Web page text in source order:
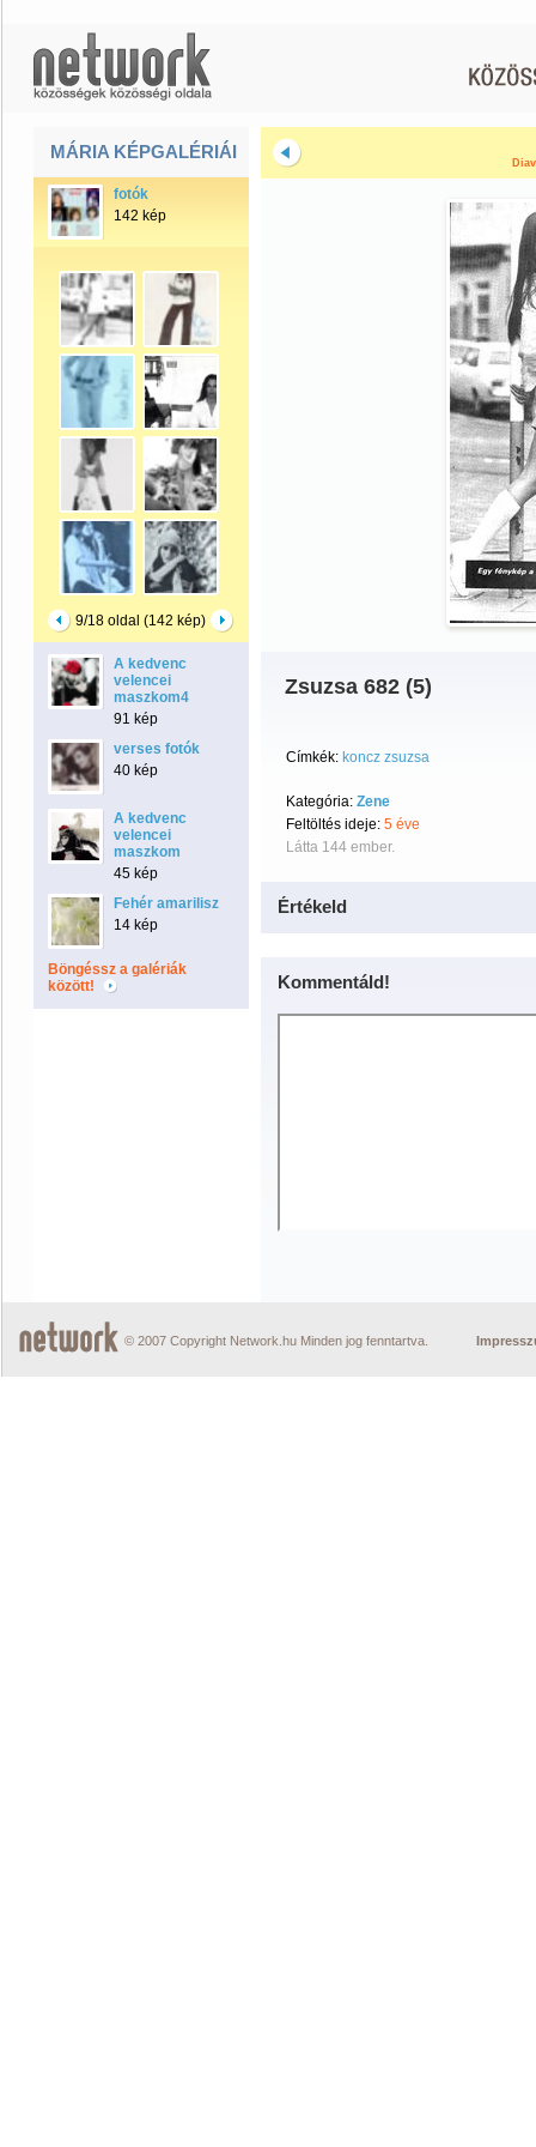
MÁRIA KÉPGALÉRIÁI
fotók
142 kép
9/18 oldal (142 kép)
A kedvenc
velencei
maszkom4
91 kép
verses fotók
40 kép
A kedvenc
velencei
maszkom
45 kép
Fehér amarilisz
14 kép
Böngéssz a galériák
között!
Zsuzsa 682 (5)
Címkék: koncz zsuzsa
Kategória: Zene
Feltöltés ideje: 5 éve
Látta 144 ember.
Értékeld
Kommentáld!
© 2007 Copyright Network.hu Minden jog fenntartva.